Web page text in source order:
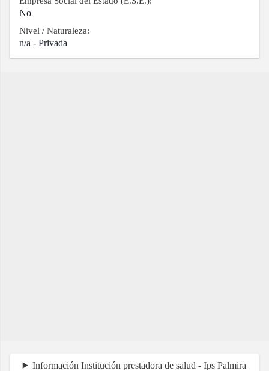
Contacto
No
Nivel / Naturaleza:
n/a - Privada
Información Institución prestadora de salud - Ips Palmira